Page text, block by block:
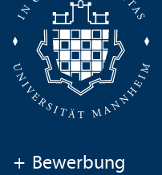
+ Bewerbung